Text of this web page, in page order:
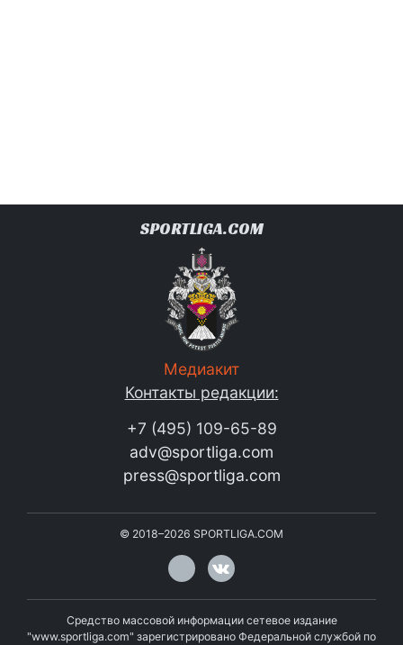
SPORTLIGA.COM
Медиакит
Контакты редакции:
+7 (495) 109-65-89
adv@sportliga.com
press@sportliga.com
© 2018–2026 SPORTLIGA.COM
Средство массовой информации сетевое издание
"www.sportliga.com" зарегистрировано Федеральной службой по